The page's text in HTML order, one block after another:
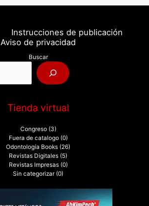
Instrucciones de publicación
Aviso de privacidad
Buscar
Tienda virtual
Congreso (3)
Fuera de catalogo (0)
Odontología Books (26)
Revistas Digitales (5)
Revistas Impresas (0)
Sin categorizar (0)